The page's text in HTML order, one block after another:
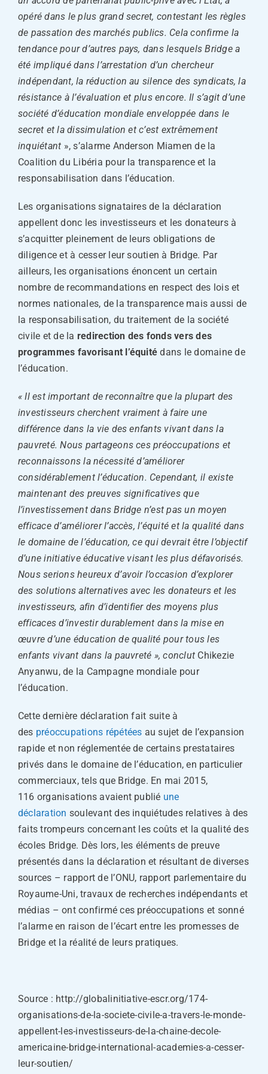
opéré dans le plus grand secret, contestant les règles
de passation des marchés publics. Cela confirme la
tendance pour d’autres pays, dans lesquels Bridge a
été impliqué dans l’arrestation d’un chercheur
indépendant, la réduction au silence des syndicats, la
résistance à l’évaluation et plus encore. Il s’agit d’une
société d’éducation mondiale enveloppée dans le
secret et la dissimulation et c’est extrêmement
inquiétant », s’alarme Anderson Miamen de la
Coalition du Libéria pour la transparence et la
responsabilisation dans l’éducation.
Les organisations signataires de la déclaration
appellent donc les investisseurs et les donateurs à
s’acquitter pleinement de leurs obligations de
diligence et à cesser leur soutien à Bridge. Par
ailleurs, les organisations énoncent un certain
nombre de recommandations en respect des lois et
normes nationales, de la transparence mais aussi de
la responsabilisation, du traitement de la société
civile et de la redirection des fonds vers des
programmes favorisant l’équité dans le domaine de
l’éducation.
« Il est important de reconnaître que la plupart des
investisseurs cherchent vraiment à faire une
différence dans la vie des enfants vivant dans la
pauvreté. Nous partageons ces préoccupations et
reconnaissons la nécessité d’améliorer
considérablement l’éducation. Cependant, il existe
maintenant des preuves significatives que
l’investissement dans Bridge n’est pas un moyen
efficace d’améliorer l’accès, l’équité et la qualité dans
le domaine de l’éducation, ce qui devrait être l’objectif
d’une initiative éducative visant les plus défavorisés.
Nous serions heureux d’avoir l’occasion d’explorer
des solutions alternatives avec les donateurs et les
investisseurs, afin d’identifier des moyens plus
efficaces d’investir durablement dans la mise en
œuvre d’une éducation de qualité pour tous les
enfants vivant dans la pauvreté », conclut Chikezie
Anyanwu, de la Campagne mondiale pour
l’éducation.
Cette dernière déclaration fait suite à
des préoccupations répétées au sujet de l’expansion
rapide et non réglementée de certains prestataires
privés dans le domaine de l’éducation, en particulier
commerciaux, tels que Bridge. En mai 2015,
116 organisations avaient publié une
déclaration soulevant des inquiétudes relatives à des
faits trompeurs concernant les coûts et la qualité des
écoles Bridge. Dès lors, les éléments de preuve
présentés dans la déclaration et résultant de diverses
sources – rapport de l’ONU, rapport parlementaire du
Royaume-Uni, travaux de recherches indépendants et
médias – ont confirmé ces préoccupations et sonné
l’alarme en raison de l’écart entre les promesses de
Bridge et la réalité de leurs pratiques.
Source : http://globalinitiative-escr.org/174-
organisations-de-la-societe-civile-a-travers-le-monde-
appellent-les-investisseurs-de-la-chaine-decole-
americaine-bridge-international-academies-a-cesser-
leur-soutien/